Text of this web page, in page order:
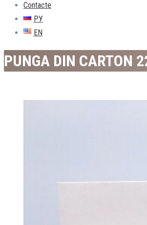
Contacte
РУ
EN
PUNGA DIN CARTON